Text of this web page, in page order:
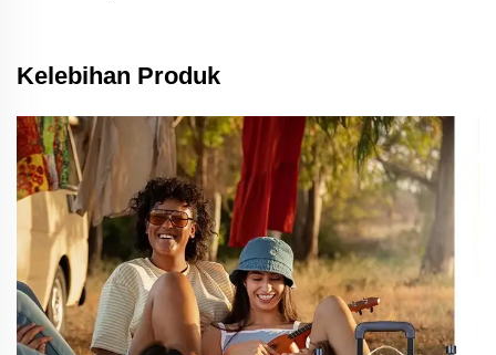
Kelebihan Produk